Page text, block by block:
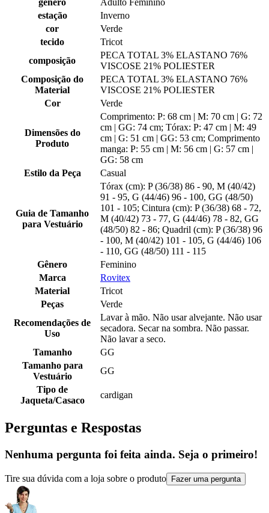
gênero
Adulto Feminino
estação
Inverno
cor
Verde
tecido
Tricot
composição
PECA TOTAL 3% ELASTANO 76%
VISCOSE 21% POLIESTER
Composição do
Material
PECA TOTAL 3% ELASTANO 76%
VISCOSE 21% POLIESTER
Cor
Verde
Dimensões do
Produto
Comprimento: P: 68 cm | M: 70 cm | G: 72
cm | GG: 74 cm; Tórax: P: 47 cm | M: 49
cm | G: 51 cm | GG: 53 cm; Comprimento
manga: P: 55 cm | M: 56 cm | G: 57 cm |
GG: 58 cm
Estilo da Peça
Casual
Guia de Tamanho
para Vestuário
Tórax (cm): P (36/38) 86 - 90, M (40/42)
91 - 95, G (44/46) 96 - 100, GG (48/50)
101 - 105; Cintura (cm): P (36/38) 68 - 72,
M (40/42) 73 - 77, G (44/46) 78 - 82, GG
(48/50) 82 - 86; Quadril (cm): P (36/38) 96
- 100, M (40/42) 101 - 105, G (44/46) 106
- 110, GG (48/50) 111 - 115
Gênero
Feminino
Marca
Rovitex
Material
Tricot
Peças
Verde
Recomendações de
Uso
Lavar à mão. Não usar alvejante. Não usar
secadora. Secar na sombra. Não passar.
Não lavar a seco.
Tamanho
GG
Tamanho para
Vestuário
GG
Tipo de
Jaqueta/Casaco
cardigan
Perguntas e Respostas
Nenhuma pergunta foi feita ainda. Seja o primeiro!
Tire sua dúvida com a loja sobre o produto Fazer uma pergunta